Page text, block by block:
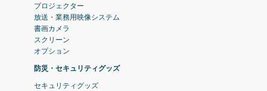
プロジェクター
放送・業務用映像システム
書画カメラ
スクリーン
オプション
防災・セキュリティグッズ
セキュリティグッズ